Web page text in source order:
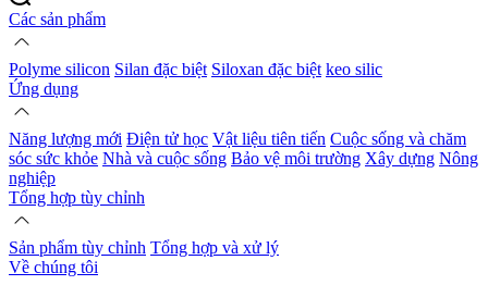
Các sản phẩm
Polyme silicon Silan đặc biệt Siloxan đặc biệt keo silic
Ứng dụng
Năng lượng mới Điện tử học Vật liệu tiên tiến Cuộc sống và chăm
sóc sức khỏe Nhà và cuộc sống Bảo vệ môi trường Xây dựng Nông
nghiệp
Tổng hợp tùy chỉnh
Sản phẩm tùy chỉnh Tổng hợp và xử lý
Về chúng tôi